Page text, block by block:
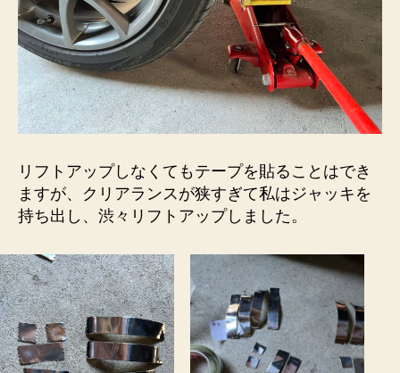
チ
ュ
ー
ニ
ン
グ
へ
リフトアップしなくてもテープを貼ることはでき
ますが、クリアランスが狭すぎて私はジャッキを
持ち出し、渋々リフトアップしました。